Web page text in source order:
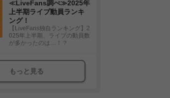
≪LiveFans調べ≫2025年
上半期ライブ動員ランキ
ング！
【LiveFans独自ランキング】2
025年上半期、ライブの動員数
が多かったのは…！？
もっと見る